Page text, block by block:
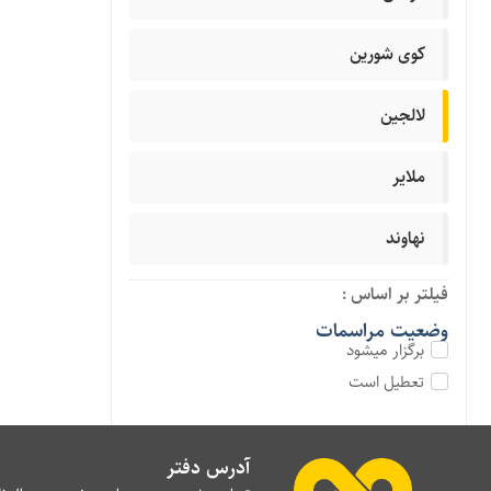
کوی شورین
لالجین
ملایر
نهاوند
فیلتر بر اساس :
وضعیت مراسمات
برگزار میشود
تعطیل است
آدرس دفتر